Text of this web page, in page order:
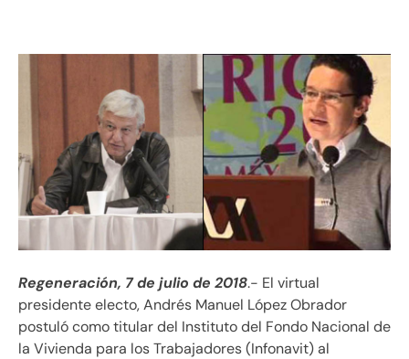
Regeneración, 7 de julio de 2018.- El virtual
presidente electo, Andrés Manuel López Obrador
postuló como titular del Instituto del Fondo Nacional de
la Vivienda para los Trabajadores (Infonavit) al